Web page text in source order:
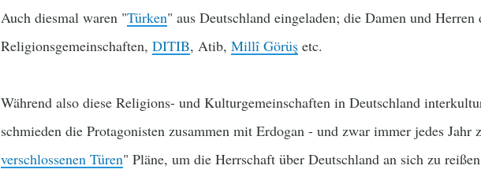
Auch diesmal waren "Türken" aus Deutschland eingeladen; die Damen und
Religionsgemeinschaften, DITIB, Atib, Millî Görüş etc.
Während also diese Religions- und Kulturgemeinschaften in Deutschland
schmieden die Protagonisten zusammen mit Erdogan - und zwar immer jedes Jahr
verschlossenen Türen" Pläne, um die Herrschaft über Deutschland an sich zu